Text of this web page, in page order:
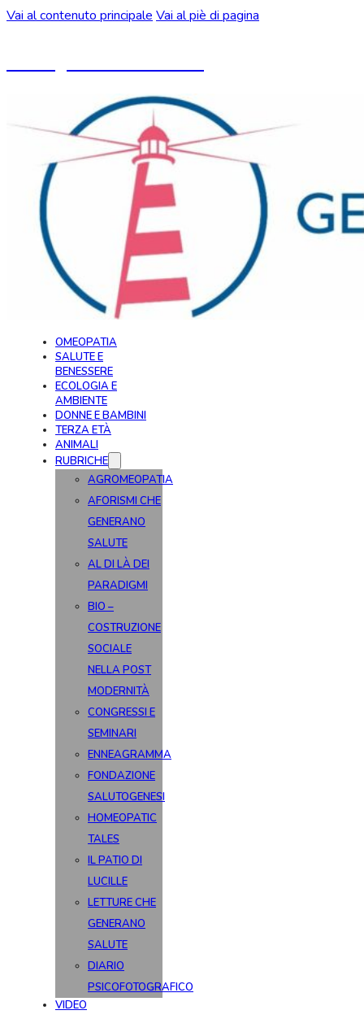
Vai al contenuto principale Vai al piè di pagina
OMEOPATIA
SALUTE E
BENESSERE
ECOLOGIA E
AMBIENTE
DONNE E BAMBINI
TERZA ETÀ
ANIMALI
RUBRICHE
AGROMEOPATIA
AFORISMI CHE
GENERANO
SALUTE
AL DI LÀ DEI
PARADIGMI
BIO –
COSTRUZIONE
SOCIALE
NELLA POST
MODERNITÀ
CONGRESSI E
SEMINARI
ENNEAGRAMMA
FONDAZIONE
SALUTOGENESI
HOMEOPATIC
TALES
IL PATIO DI
LUCILLE
LETTURE CHE
GENERANO
SALUTE
DIARIO
PSICOFOTOGRAFICO
VIDEO